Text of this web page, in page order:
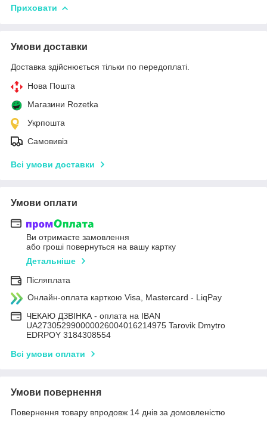
Приховати
Умови доставки
Доставка здійснюється тільки по передоплаті.
Нова Пошта
Магазини Rozetka
Укрпошта
Самовивіз
Всі умови доставки
Умови оплати
Ви отримаєте замовлення
або гроші повернуться на вашу картку
Детальніше
Післяплата
Онлайн-оплата карткою Visa, Mastercard - LiqPay
ЧЕКАЮ ДЗВІНКА - оплата на IBAN
UA273052990000026004016214975 Tarovik Dmytro
EDRPOY 3184308554
Всі умови оплати
Умови повернення
Повернення товару впродовж 14 днів за домовленістю